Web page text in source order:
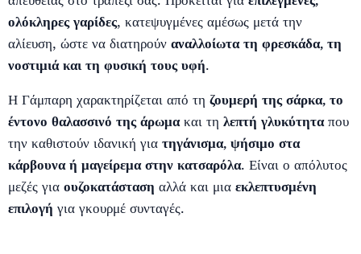
ολόκληρες γαρίδες, κατεψυγμένες αμέσως μετά την
αλίευση, ώστε να διατηρούν αναλλοίωτα τη φρεσκάδα, τη
νοστιμιά και τη φυσική τους υφή.
Η Γάμπαρη χαρακτηρίζεται από τη ζουμερή της σάρκα, το
έντονο θαλασσινό της άρωμακαι τη λεπτή γλυκύτηταπου
την καθιστούν ιδανική για τηγάνισμα, ψήσιμο στα
κάρβουνα ή μαγείρεμα στην κατσαρόλα. Είναι ο απόλυτος
μεζές για ουζοκατάσταση αλλά και μια εκλεπτυσμένη
επιλογή για γκουρμέ συνταγές.